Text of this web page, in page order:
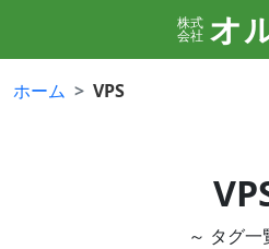
株式
会社 オ
ホーム VPS
～ タグ一